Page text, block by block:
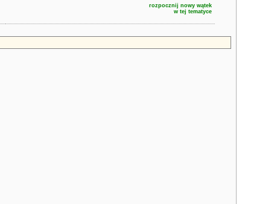
rozpocznij nowy wątek
w tej tematyce